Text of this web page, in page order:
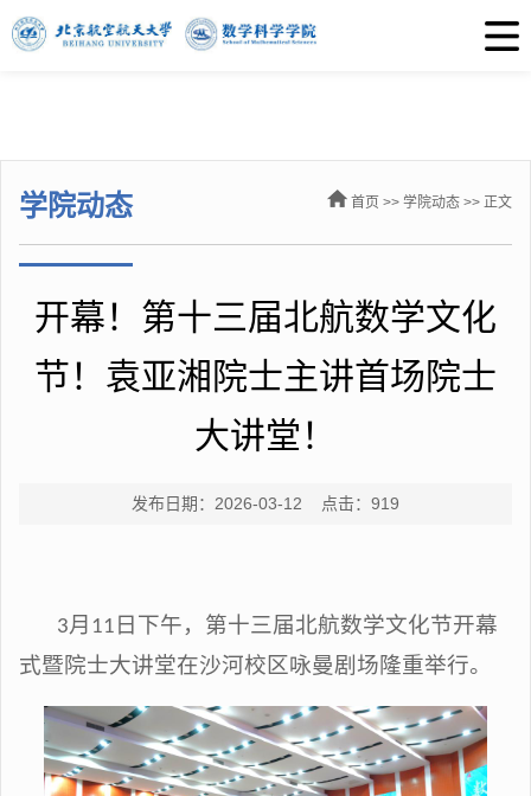
学院动态 首页 >> 学院动态 >> 正文
开幕！第十三届北航数学文化
节！袁亚湘院士主讲首场院士
大讲堂！
发布日期：2026-03-12 点击： 919
3月11日下午，第十三届北航数学文化节开幕
式暨院士大讲堂在沙河校区咏曼剧场隆重举行。